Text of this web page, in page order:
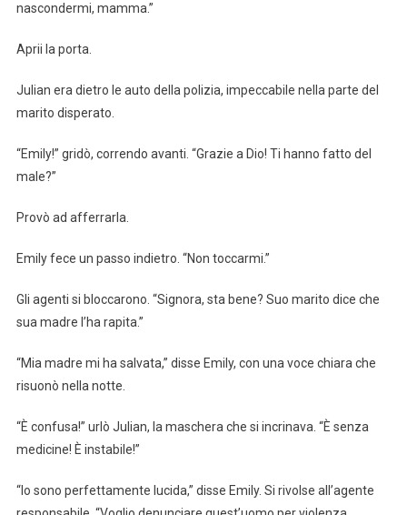
nascondermi, mamma.”
Aprii la porta.
Julian era dietro le auto della polizia, impeccabile nella parte del
marito disperato.
“Emily!” gridò, correndo avanti. “Grazie a Dio! Ti hanno fatto del
male?”
Provò ad afferrarla.
Emily fece un passo indietro. “Non toccarmi.”
Gli agenti si bloccarono. “Signora, sta bene? Suo marito dice che
sua madre l’ha rapita.”
“Mia madre mi ha salvata,” disse Emily, con una voce chiara che
risuonò nella notte.
“È confusa!” urlò Julian, la maschera che si incrinava. “È senza
medicine! È instabile!”
“Io sono perfettamente lucida,” disse Emily. Si rivolse all’agente